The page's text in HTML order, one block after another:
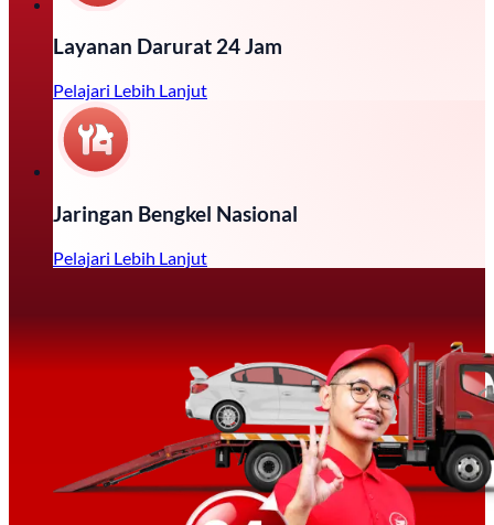
Layanan Darurat 24 Jam
Pelajari Lebih Lanjut
Jaringan Bengkel Nasional
Pelajari Lebih Lanjut